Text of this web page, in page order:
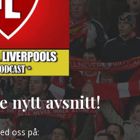
nytt avsnitt!
oss på: